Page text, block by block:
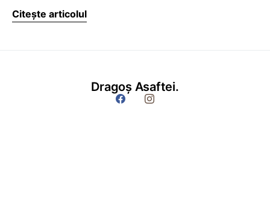
Citește articolul
Dragoș Asaftei.